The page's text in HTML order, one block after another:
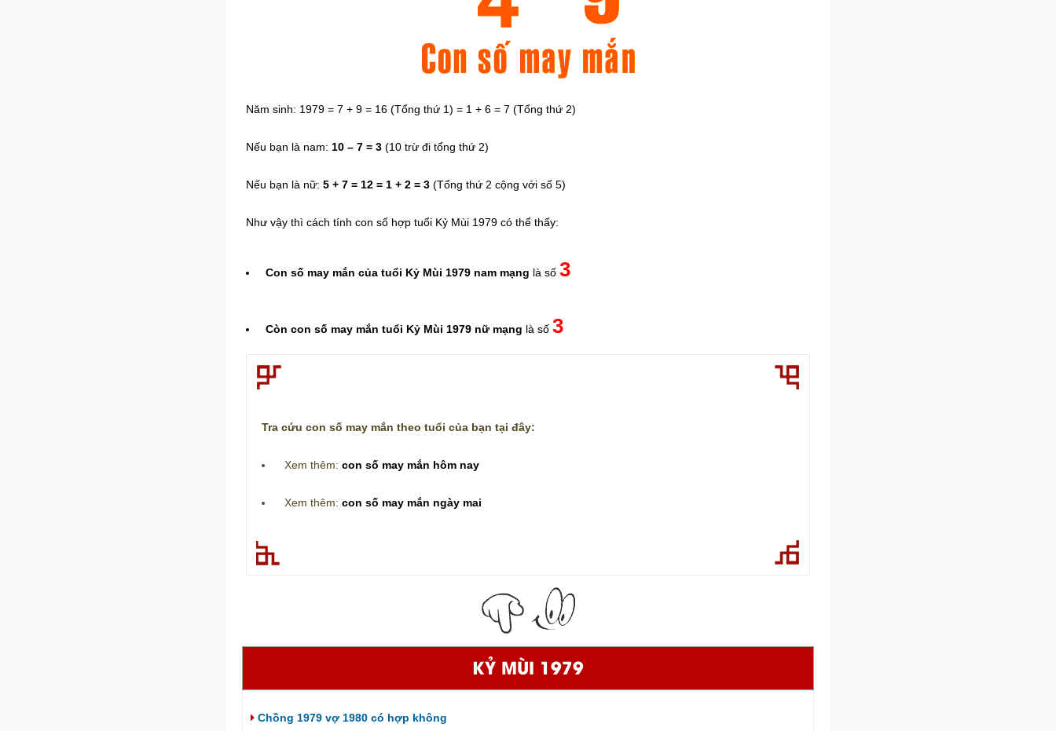
Năm sinh: 1979 = 7 + 9 = 16 (Tổng thứ 1) = 1 + 6 = 7 (Tổng thứ 2)
Nếu bạn là nam: 10 – 7 = 3 (10 trừ đi tổng thứ 2)
Nếu bạn là nữ: 5 + 7 = 12 = 1 + 2 = 3 (Tổng thứ 2 cộng với số 5)
Như vậy thì cách tính con số hợp tuổi Kỷ Mùi 1979 có thể thấy:
Con số may mắn của tuổi Kỷ Mùi 1979 nam mạng là số 3
Còn con số may mắn tuổi Kỷ Mùi 1979 nữ mạng là số 3
Tra cứu con số may mắn theo tuổi của bạn tại đây:
Xem thêm: con số may mắn hôm nay
Xem thêm: con số may mắn ngày mai
KỶ MÙI 1979
Chồng 1979 vợ 1980 có hợp không